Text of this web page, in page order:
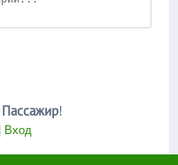
Пассажир!
Вход